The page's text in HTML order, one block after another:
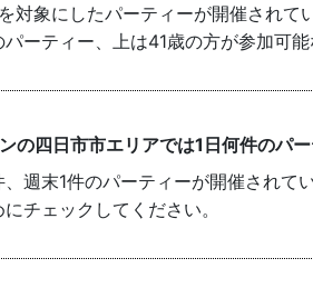
対象にしたパーティーが開催され
ーティー、上は41歳の方が参加可
の四日市市エリアでは1日何件のパ
、週末1件のパーティーが開催されて
チェックしてください。